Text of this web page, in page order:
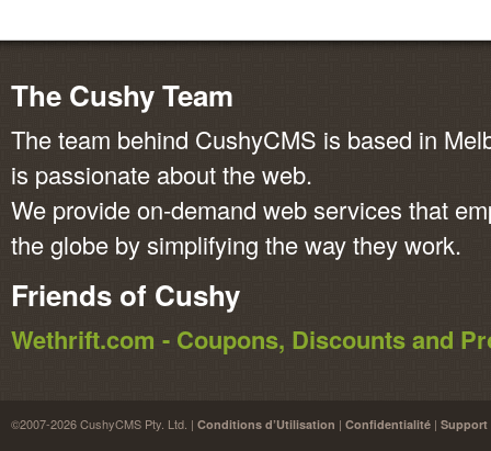
The Cushy Team
The team behind CushyCMS is based in
is passionate about the web.
We provide on-demand web services that
the globe by simplifying the way they work.
Friends of Cushy
Wethrift.com - Coupons, Discounts and
©2007-2026 CushyCMS Pty. Ltd. | Conditions d’Utilisation | Confidentialité | Support